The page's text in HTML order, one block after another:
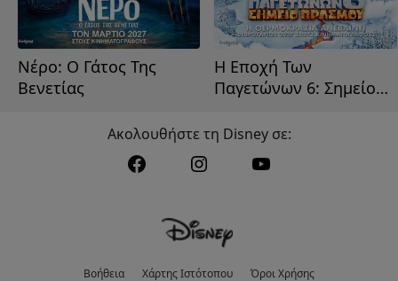
Νέρο: Ο Γάτος Της
Βενετίας
Η Εποχή Των
Παγετώνων 6: Σημείο
Ακολουθήστε τη Disney σε:
Βοήθεια Χάρτης Ιστότοπου Όροι Χρήσης